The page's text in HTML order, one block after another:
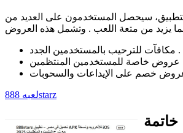
سيحصل المستخدمون على العديد من
مكافآت للترحيب بالمستخدمين الجدد .
لعبه 888starz
خاتمة